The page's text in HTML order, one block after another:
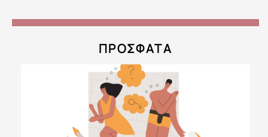
ΠΡΟΣΦΑΤΑ